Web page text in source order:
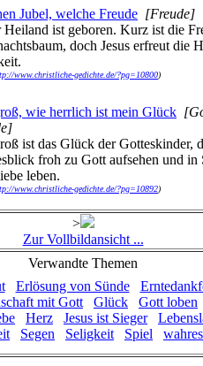
Jubel, welche Freude [Freude]
Heiland ist geboren. Kurz ist die
doch Jesus erfreut die
www.christliche-gedichte.de/?pg=10800)
wie herrlich ist mein Glück
ist das Glück der Gotteskinder,
froh zu Gott aufsehen und in
leben.
www.christliche-gedichte.de/?pg=10892)
>
Zur Vollbildansicht ...
Verwandte Themen
Erlösung von Sünde
mit Gott Glück
Gott loben
Herz Jesus ist Sieger
Segen Seligkeit Spiel